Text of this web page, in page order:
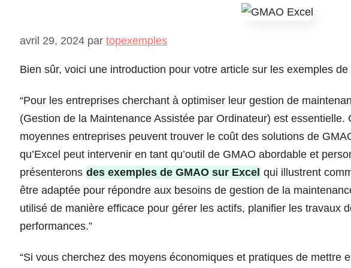
avril 29, 2024 par topexemples
Bien sûr, voici une introduction pour votre article sur les exemples
“Pour les entreprises cherchant à optimiser leur gestion de
(Gestion de la Maintenance Assistée par Ordinateur) est
moyennes entreprises peuvent trouver le coût des solutions de
qu’Excel peut intervenir en tant qu’outil de GMAO abordable et
présenterons des exemples de GMAO sur Excel qui illustrent
être adaptée pour répondre aux besoins de gestion de la
utilisé de manière efficace pour gérer les actifs, planifier les travaux
performances.”
“Si vous cherchez des moyens économiques et pratiques de mettre